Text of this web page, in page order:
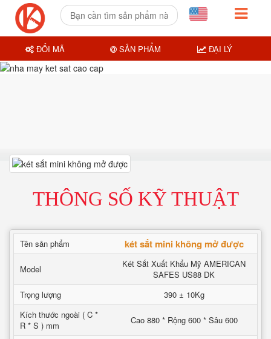
THÔNG SỐ KỸ THUẬT
Tên sản phẩm két sắt mini không mở được
Model
Két Sắt Xuất Khẩu Mỹ AMERICAN
SAFES US88 DK
Trọng lượng
390 ± 10Kg
Kích thước ngoài ( C *
R * S ) mm
Cao 880 * Rộng 600 * Sâu 600
ĐỔI MÃ SẢN PHẨM ĐẠI LÝ